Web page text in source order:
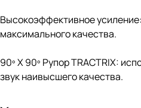
Высокоэффективное
максимального качества.
90º X 90º Рупор TRACTRIX:
звук наивысшего качества.